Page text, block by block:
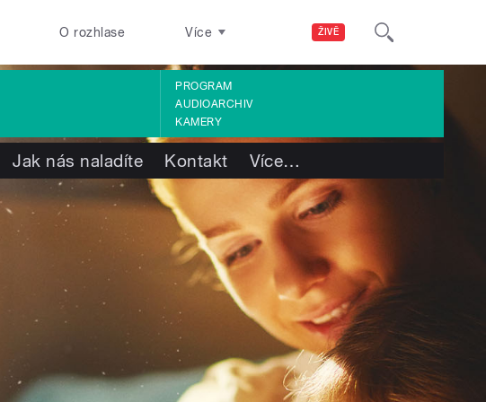
ŽIVĚ
O rozhlase Více
PROGRAM
AUDIOARCHIV
KAMERY
Jak nás naladíte Kontakt Více…